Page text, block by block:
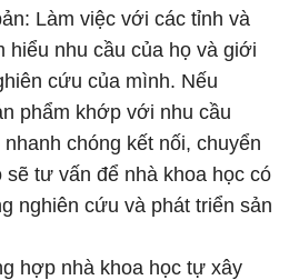
Làm việc với các tỉnh và
hiểu nhu cầu của họ và giới
cứu của mình. Nếu
phẩm khớp với nhu cầu
chóng kết nối, chuyển
sẽ tư vấn để nhà khoa học có
nghiên cứu và phát triển sản
hợp nhà khoa học tự xây